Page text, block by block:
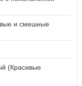
и смешные
(Красивые